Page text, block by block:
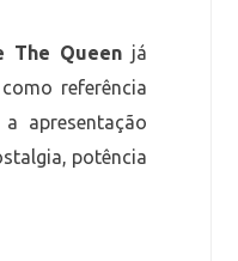
The Queenjá
referência
apresentação
potência